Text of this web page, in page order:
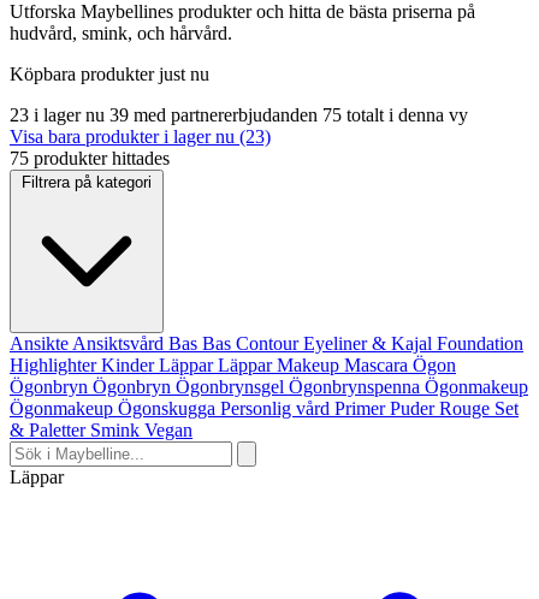
Utforska Maybellines produkter och hitta de bästa priserna på
hudvård, smink, och hårvård.
Köpbara produkter just nu
23 i lager nu 39 med partnererbjudanden 75 totalt i denna vy
Visa bara produkter i lager nu (23)
75 produkter hittades
Filtrera på kategori
Ansikte Ansiktsvård Bas Bas ContourEyeliner & Kajal Foundation
HighlighterKinderLäpparLäpparMakeup Mascara Ögon
Ögonbryn Ögonbryn Ögonbrynsgel Ögonbrynspenna Ögonmakeup
Ögonmakeup Ögonskugga Personlig vård PrimerPuderRouge Set
& Paletter Smink Vegan
Läppar